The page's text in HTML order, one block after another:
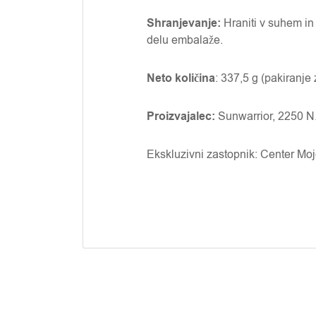
Shranjevanje: Hraniti v suhem
delu embalaže.
Neto količina: 337,5 g
Proizvajalec: Sunwarrior, 2250
Ekskluzivni zastopnik: Center